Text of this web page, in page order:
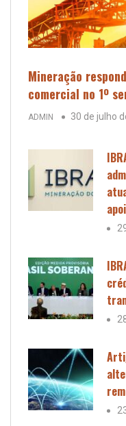
Mineração
comercial no 1º
ADMIN 30 de julho